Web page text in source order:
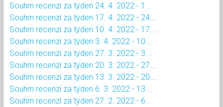
Souhrn recenzí za týden 24. 4. 2022 - 1....
Souhrn recenzí za týden 17. 4. 2022 - 24....
Souhrn recenzí za týden 10. 4. 2022 - 17....
Souhrn recenzí za týden 3. 4. 2022 - 10....
Souhrn recenzí za týden 27. 3. 2022 - 3....
Souhrn recenzí za týden 20. 3. 2022 - 27....
Souhrn recenzí za týden 13. 3. 2022 - 20....
Souhrn recenzí za týden 6. 3. 2022 - 13....
Souhrn recenzí za týden 27. 2. 2022 - 6....